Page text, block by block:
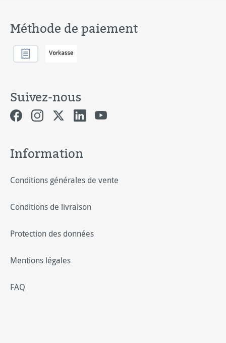
Méthode de paiement
Suivez-nous
Information
Conditions générales de vente
Conditions de livraison
Protection des données
Mentions légales
FAQ